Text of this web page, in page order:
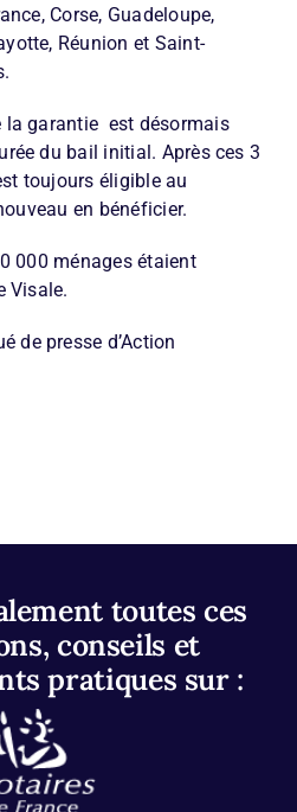
Corse, Guadeloupe,
Réunion et Saint-
la garantie est désormais
du bail initial. Après ces 3
toujours éligible au
en bénéficier.
000 ménages étaient
Visale.
de presse d’Action
toutes ces
conseils et
pratiques sur :